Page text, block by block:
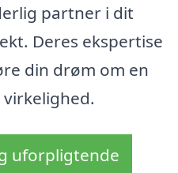
partner i dit
Deres ekspertise
din drøm om en
uforpligtende